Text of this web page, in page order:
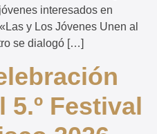
interesados en
y Los Jóvenes Unen al
se dialogó […]
5.º Festival